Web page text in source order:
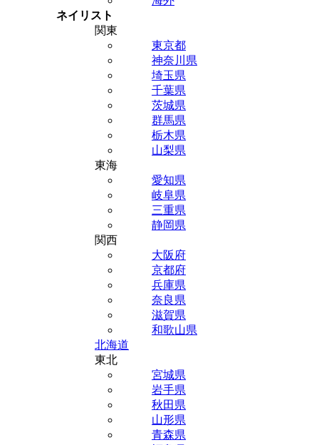
ネイリスト
関東
東京都
神奈川県
埼玉県
千葉県
茨城県
群馬県
栃木県
山梨県
東海
愛知県
岐阜県
三重県
静岡県
関西
大阪府
京都府
兵庫県
奈良県
滋賀県
和歌山県
北海道
東北
宮城県
岩手県
秋田県
山形県
青森県